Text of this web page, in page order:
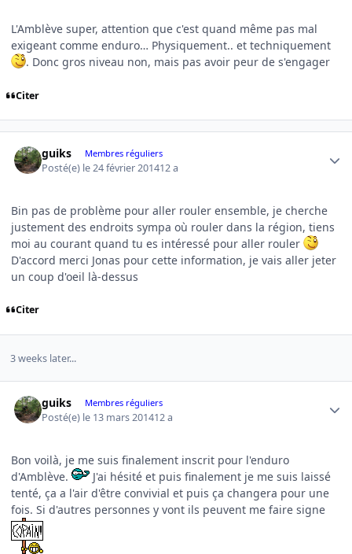
L'Amblève super, attention que c'est quand même pas mal
exigeant comme enduro… Physiquement.. et techniquement
. Donc gros niveau non, mais pas avoir peur de s'engager
Citer
guiks Membres réguliers
Posté(e) le 24 février 201412 a
Bin pas de problème pour aller rouler ensemble, je cherche
justement des endroits sympa où rouler dans la région, tiens
moi au courant quand tu es intéressé pour aller rouler
D'accord merci Jonas pour cette information, je vais aller jeter
un coup d'oeil là-dessus
Citer
3 weeks later...
guiks Membres réguliers
Posté(e) le 13 mars 201412 a
Bon voilà, je me suis finalement inscrit pour l'enduro
d'Amblève.
J'ai hésité et puis finalement je me suis laissé
tenté, ça a l'air d'être convivial et puis ça changera pour une
fois. Si d'autres personnes y vont ils peuvent me faire signe